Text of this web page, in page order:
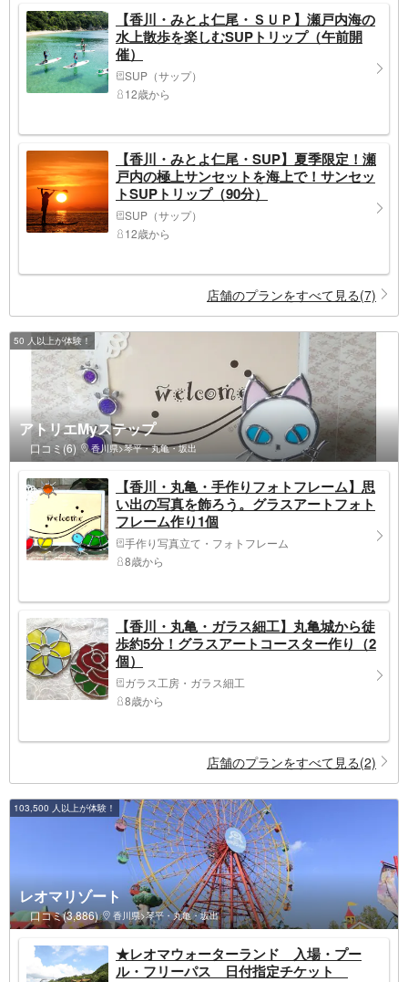
【香川・みとよ仁尾・ＳＵＰ】瀬戸内海の
水上散歩を楽しむSUPトリップ（午前開
催）
SUP（サップ）
12歳から
【香川・みとよ仁尾・SUP】夏季限定！瀬
戸内の極上サンセットを海上で！サンセッ
トSUPトリップ（90分）
SUP（サップ）
12歳から
店舗のプランをすべて見る(7)
50 人以上が体験！
アトリエMyステップ
口コミ(6) 香川県>琴平・丸亀・坂出
【香川・丸亀・手作りフォトフレーム】思
い出の写真を飾ろう。グラスアートフォト
フレーム作り1個
手作り写真立て・フォトフレーム
8歳から
【香川・丸亀・ガラス細工】丸亀城から徒
歩約5分！グラスアートコースター作り（2
個）
ガラス工房・ガラス細工
8歳から
店舗のプランをすべて見る(2)
103,500 人以上が体験！
レオマリゾート
口コミ(3,886) 香川県>琴平・丸亀・坂出
★レオマウォーターランド 入場・プー
ル・フリーパス 日付指定チケット